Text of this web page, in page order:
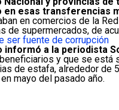
en esas transferencias
en comercios de la
de supermercados, de
ser fuente de corrupción
informó a la periodista
y que se está
de estafa, alrededor
mayo del pasado año.